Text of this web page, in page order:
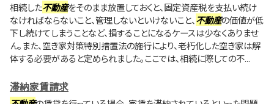
相続した不動産をそのまま放置しておくと、固定資産税を支払い続け
なければならないこと、管理しないといけないこと、不動産の価値が低
下し続けてしまうことなど、損することになるケースは少なくありませ
ん。また、空き家対策特別措置法の施行により、老朽化した空き家は解
体する必要があると定められました。ここでは、相続に際しての不...
滞納家賃請求